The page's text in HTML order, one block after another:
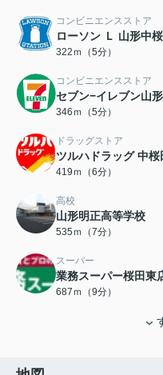
コンビニエンスストア
ローソン Ｌ 山形中
322ｍ（5分）
コンビニエンスストア
セブン−イレブン山
346ｍ（5分）
ドラッグストア
ツルハドラッグ 中桜
419ｍ（6分）
高校
山形明正高等学校
535ｍ（7分）
スーパー
業務スーパー桜田東
687ｍ（9分）